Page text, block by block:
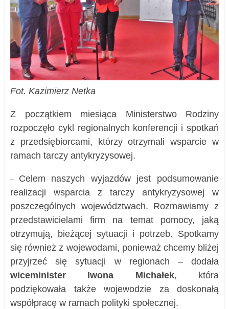
Fot. Kazimierz Netka
Z początkiem miesiąca Ministerstwo Rodziny
rozpoczęło cykl regionalnych konferencji i spotkań
z przedsiębiorcami, którzy otrzymali wsparcie w
ramach tarczy antykryzysowej.
– Celem naszych wyjazdów jest podsumowanie
realizacji wsparcia z tarczy antykryzysowej w
poszczególnych województwach. Rozmawiamy z
przedstawicielami firm na temat pomocy, jaką
otrzymują, bieżącej sytuacji i potrzeb. Spotkamy
się również z wojewodami, ponieważ chcemy bliżej
przyjrzeć się sytuacji w regionach – dodała
wiceminister Iwona Michałek, która
podziękowała także wojewodzie za doskonałą
współpracę w ramach polityki społecznej.